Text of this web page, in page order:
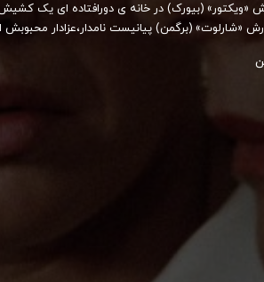
«ویکتور» (بیورک) در خانه ی دورافتاده ای یک
«شارلوت» (برگمن) پیانیست نامدار،عزادار